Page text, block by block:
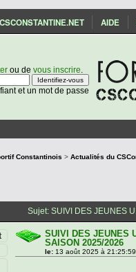
CSCONSTANTINE.NET AIDE
ou de vous inscrire
et un mot de passe
Constantinois >
Sujet: SUIVI DES JEUNES
SUIVI DES JEUNES
SAISON 2025/2026
le: 13 août 2025 à